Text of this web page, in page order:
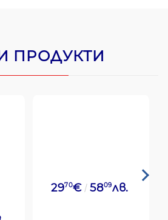
ПРОДУКТИ
2970€ 5809лв.